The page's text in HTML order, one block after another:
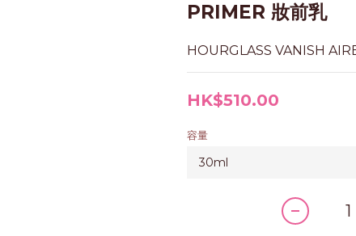
PRIMER 妝前乳
HOURGLASS VANISH
HK$510.00
容量